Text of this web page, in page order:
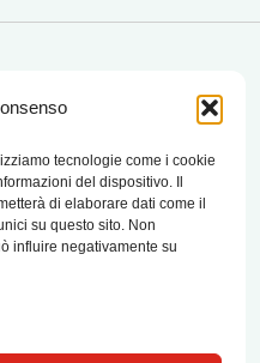
tecnologie come i cookie
del dispositivo. Il
di elaborare dati come il
su questo sito. Non
influire negativamente su
vendita e reso